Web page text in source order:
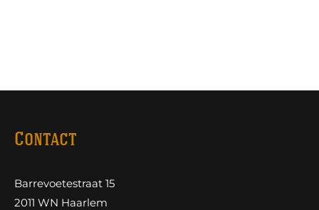
Contact
Barrevoetestraat 15
2011 WN Haarlem